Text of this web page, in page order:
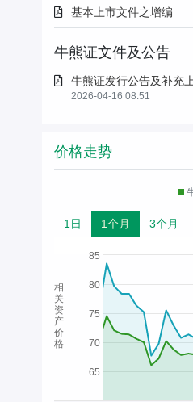
基本上市文件之增编
牛熊证文件及公告
牛熊证发行公告及补充
2026-04-16 08:51
价格走势
1日 1个月 3个月
80
65
70
75
85
相
关
资
产
价
格